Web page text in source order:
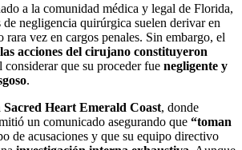
a la comunidad médica y legal de Florida,
de negligencia quirúrgica suelen derivar en
rara vez en cargos penales. Sin embargo, el
las acciones del cirujano constituyeron
considerar que su proceder fue negligente y
.
Sacred Heart Emerald Coast, donde
un comunicado asegurando que “toman
de acusaciones y que su equipo directivo